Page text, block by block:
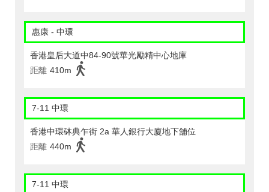
惠康 - 中環
香港皇后大道中84-90號華光勵精中心地庫
距離 410m
7-11 中環
香港中環砵典乍街 2a 華人銀行大廈地下舖位
距離 440m
7-11 中環